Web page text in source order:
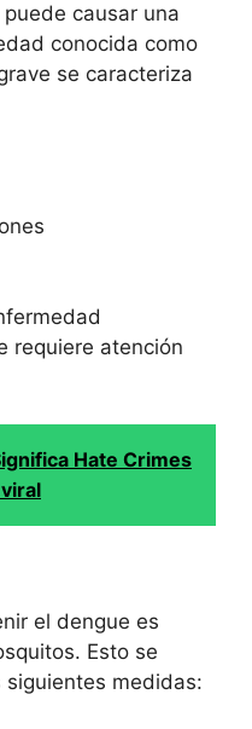
causar una
conocida como
se caracteriza
requiere atención
Hate Crimes
el dengue es
Esto se
medidas: